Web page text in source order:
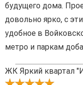
будущего дома.
довольно ярко, с
удобное в
метро и паркам
ЖК Яркий квартал